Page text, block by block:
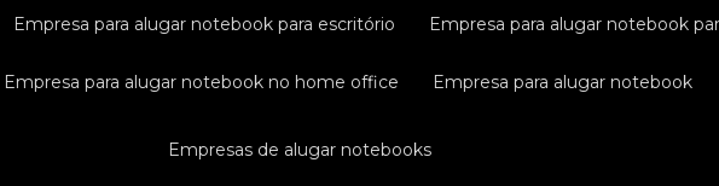
empresa para alugar notebook para escritório empresa para alugar notebook
empresa para alugar notebook no home office empresa para alugar notebook
empresas de alugar notebooks